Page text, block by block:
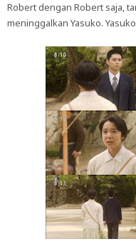
Robert dengan Robert saja,
meninggalkan Yasuko.